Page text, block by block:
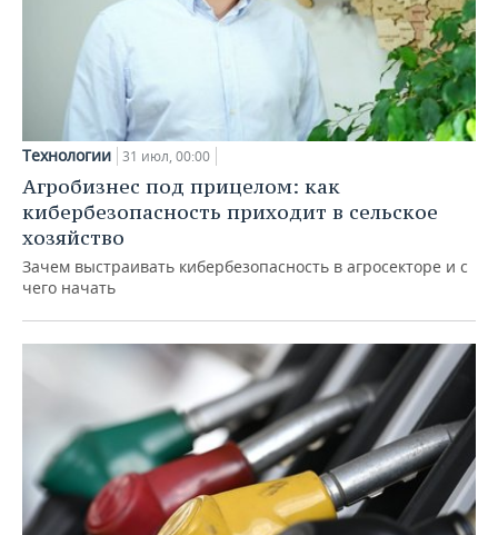
Технологии 31 июл, 00:00
Агробизнес под прицелом: как
кибербезопасность приходит в сельское
хозяйство
Зачем выстраивать кибербезопасность в агросекторе и с
чего начать